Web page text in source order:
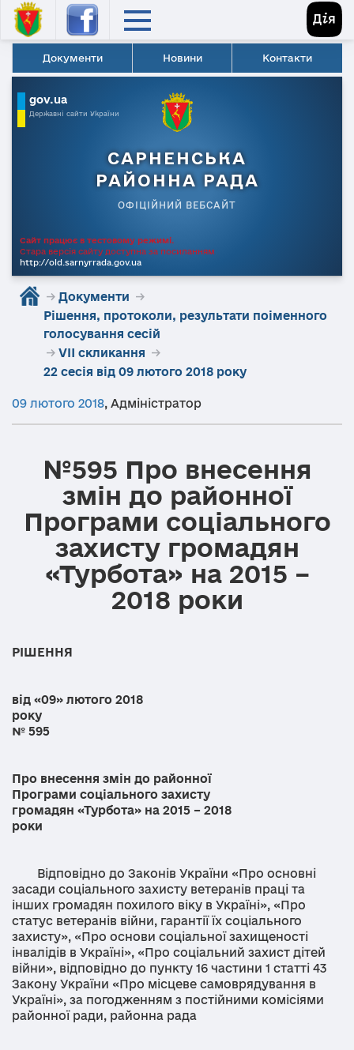
Документи Новини Контакти
gov.ua
Державні сайти України
САРНЕНСЬКА
РАЙОННА РАДА
ОФІЦІЙНИЙ ВЕБСАЙТ
Сайт працює в тестовому режимі.
Стара версія сайту доступна за посиланням
http://old.sarnyrrada.gov.ua
→ Документи →
Рішення, протоколи, результати поіменного
голосування сесій
→ VII скликання →
22 сесія від 09 лютого 2018 року
09 лютого 2018, Адміністратор
№595 Про внесення
змін до районної
Програми соціального
захисту громадян
«Турбота» на 2015 –
2018 роки
РІШЕННЯ
від «09» лютого 2018
№ 595
Про внесення змін до районної
Програми соціального захисту
громадян «Турбота» на 2015 – 2018
роки
Відповідно до Законів України «Про основні
засади соціального захисту ветеранів праці та
інших громадян похилого віку в Україні», «Про
статус ветеранів війни, гарантії їх соціального
захисту», «Про основи соціальної захищеності
інвалідів в Україні», «Про соціальний захист дітей
війни», відповідно до пункту 16 частини 1 статті 43
Закону України «Про місцеве самоврядування в
Україні», за погодженням з постійними комісіями
районної ради, районна рада